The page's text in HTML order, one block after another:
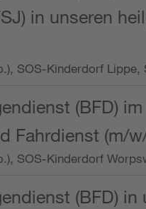
in unseren
SOS-Kinderdorf
(BFD)
Fahrdienst (m/
SOS-Kinderdorf
(BFD) in